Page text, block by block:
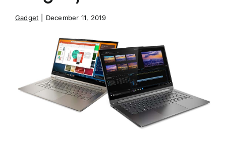
Gadget December 11, 2019